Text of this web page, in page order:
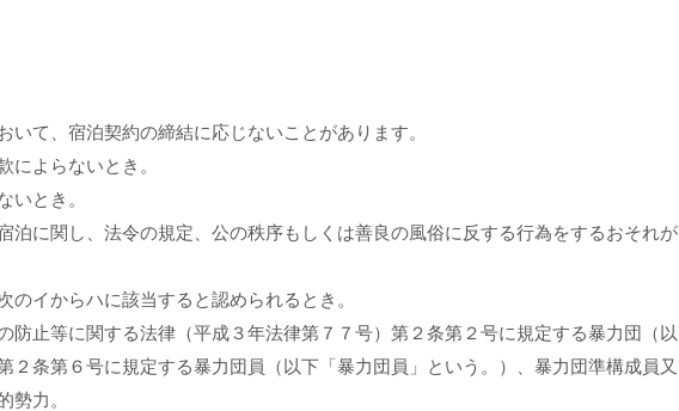
て、宿泊契約の締結に応じないことがあります。
によらないとき。
いとき。
泊に関し、法令の規定、公の秩序もしくは善良の風俗に反する行為をするおそれが
のイからハに該当すると認められるとき。
止等に関する法律（平成３年法律第７７号）第２条第２号に規定する暴力団（以
２条第６号に規定する暴力団員（以下「暴力団員」という。）、暴力団準構成員又
勢力。